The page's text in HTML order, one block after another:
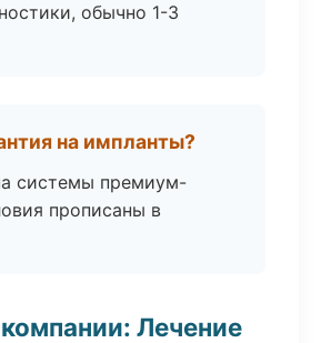
обычно 1-3
на импланты?
системы премиум-
прописаны в
Лечение